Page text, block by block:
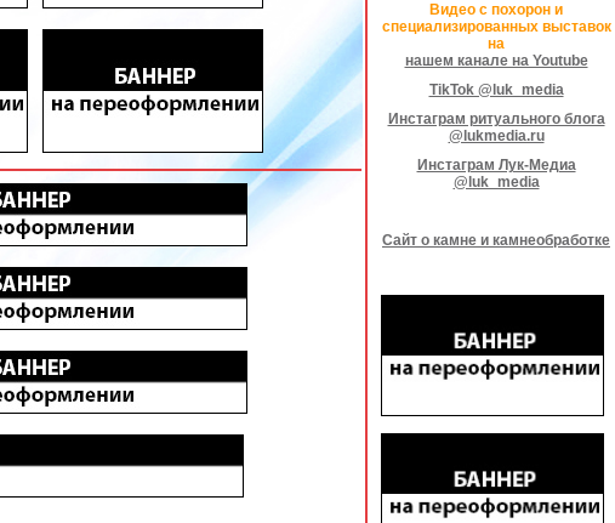
Видео с похорон и
специализированных выставок
на
нашем канале на Youtube
TikTok @luk_media
Инстаграм ритуального блога
@lukmedia.ru
Инстаграм Лук-Медиа
@luk_media
Сайт о камне и камнеобработке